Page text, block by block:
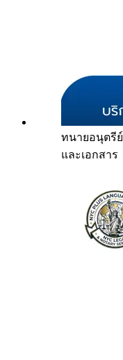
ทนายอนุตรีย์
และเอกสาร